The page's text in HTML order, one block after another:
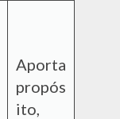
Aporta
propós
ito,